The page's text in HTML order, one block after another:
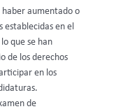
aumentado o
establecidas en el
que se han
de los derechos
en los
de